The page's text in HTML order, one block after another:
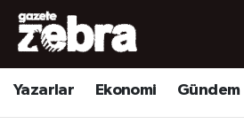
Yazarlar Ekonomi Gündem
Yazarlar
Ekonomi
Nöbetçi Eczaneler
Hava Durumu